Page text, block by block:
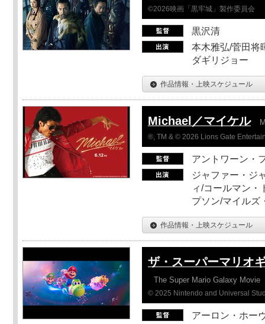
©2026映画「黒牢城」製作委員会
黒沢清
本木雅弘/菅田将
ダギリジョー
作品情報・上映スケジュール
Michael／マイケル
®, TM & © 2026 Lions Gate
アントワーン・
ジャファー・ジ
ィ/コールマン・
プソン/マイルズ
作品情報・上映スケジュール
ザ・スーパーマリオ
The Super Mario Galaxy Movie
© 2025 Nintendo and Universal
アーロン・ホー